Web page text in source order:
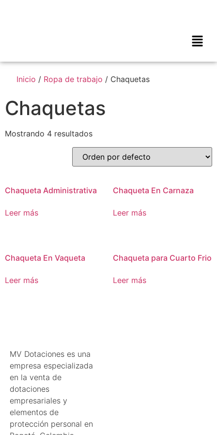
Inicio / Ropa de trabajo / Chaquetas
Chaquetas
Mostrando 4 resultados
Chaqueta Administrativa
Leer más
Chaqueta En Carnaza
Leer más
Chaqueta En Vaqueta
Leer más
Chaqueta para Cuarto Frio
Leer más
MV Dotaciones es una
empresa especializada
en la venta de
dotaciones
empresariales y
elementos de
protección personal en